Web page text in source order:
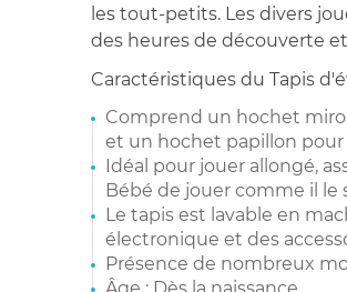
les tout-petits. Les divers
des heures de découverte
Caractéristiques du Tapis
Comprend un hochet
et un hochet papillon
Idéal pour jouer allongé,
Bébé de jouer comme il le
Le tapis est lavable en
électronique et des
Présence de nombreux